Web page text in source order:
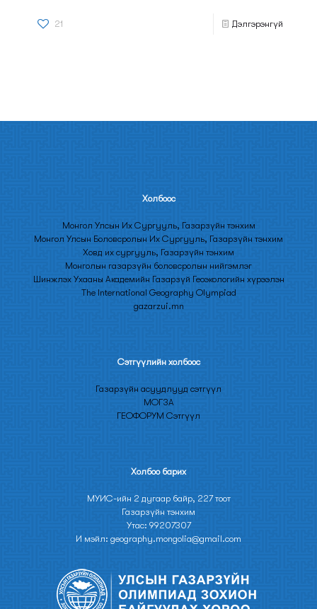
21 Дэлгэрэнгүй
Холбооc
Монгол Улсын Их Сургууль, Газарзүйн тэнхим
Монгол Улсын Боловсролын Их Сургууль, Газарзүйн тэнхим
Ховд их сургууль, Газарзүйн тэнхим
Монголын газарзүйн боловсролын нийгэмлэг
Шинжлэх Ухааны Академийн Газарзүй Геоэкологийн хүрээлэн
The International Geography Olympiad
gazarzui.mn
Сэтгүүлийн холбоос
Газарзүйн асуудлууд сэтгүүл
МОГЗА
ГЕОФОРУМ Сэтгүүл
Холбоо барих
МУИС-ийн 2 дугаар байр, 227 тоот
Газарзүйн тэнхим
Утас: 99207307
И мэйл: geography.mongolia@gmail.com